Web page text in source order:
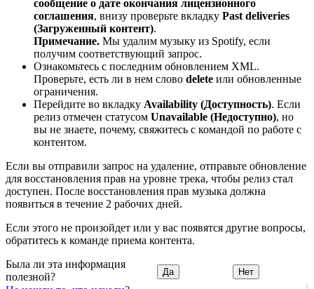
сообщение о дате окончания лицензионного
соглашения, внизу проверьте вкладку Past deliveries
(Загруженный контент).
Примечание. Мы удалим музыку из Spotify, если
получим соответствующий запрос.
Ознакомьтесь с последним обновлением XML.
Проверьте, есть ли в нем слово delete или обновленные
ограничения.
Перейдите во вкладку Availability (Доступность). Если
релиз отмечен статусом Unavailable (Недоступно), но
вы не знаете, почему, свяжитесь с командой по работе с
контентом.
Если вы отправили запрос на удаление, отправьте обновление
для восстановления прав на уровне трека, чтобы релиз стал
доступен. После восстановления прав музыка должна
появиться в течение 2 рабочих дней.
Если этого не произойдет или у вас появятся другие вопросы,
обратитесь к команде приема контента.
Была ли эта информация
полезной?
Да Нет